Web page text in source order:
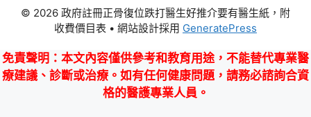
© 2026 政府註冊正骨復位跌打醫生好推介要有醫生紙，附
收費價目表 • 網站設計採用 GeneratePress
免責聲明 ：本文內容僅供參考和教育用途，不能替代專業醫
療建議、診斷或治療。如有任何健康問題，請務必諮詢合資
格的醫護專業人員。